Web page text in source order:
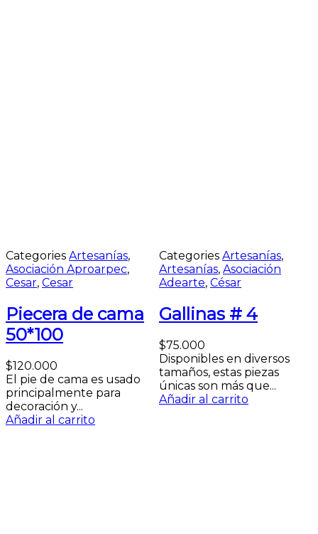
Categories Artesanías,
Asociación Aproarpec,
Cesar, Cesar
Piecera de cama
50*100
$120.000
El pie de cama es usado
principalmente para
decoración y...
Añadir al carrito
Categories Artesanías,
Artesanías, Asociación
Adearte, César
Gallinas # 4
$75.000
Disponibles en diversos
tamaños, estas piezas
únicas son más que...
Añadir al carrito